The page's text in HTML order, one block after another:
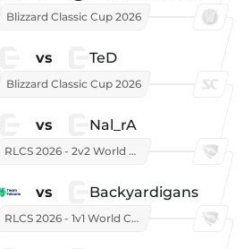
Blizzard Classic Cup 2026
vs TeD
Blizzard Classic Cup 2026
vs Nal_rA
RLCS 2026 - 2v2 World Championship
vs Backyardigans
RLCS 2026 - 1v1 World Championship